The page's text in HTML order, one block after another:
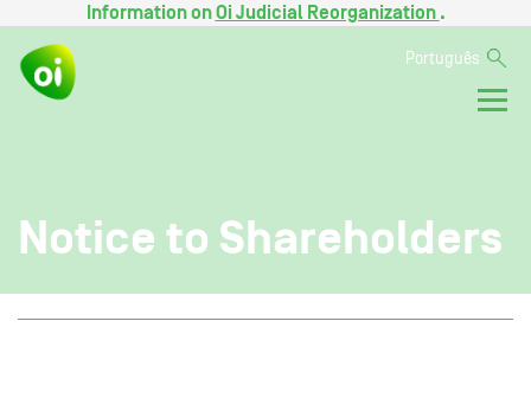
Information onOi Judicial Reorganization .
Português
Notice to Shareholders